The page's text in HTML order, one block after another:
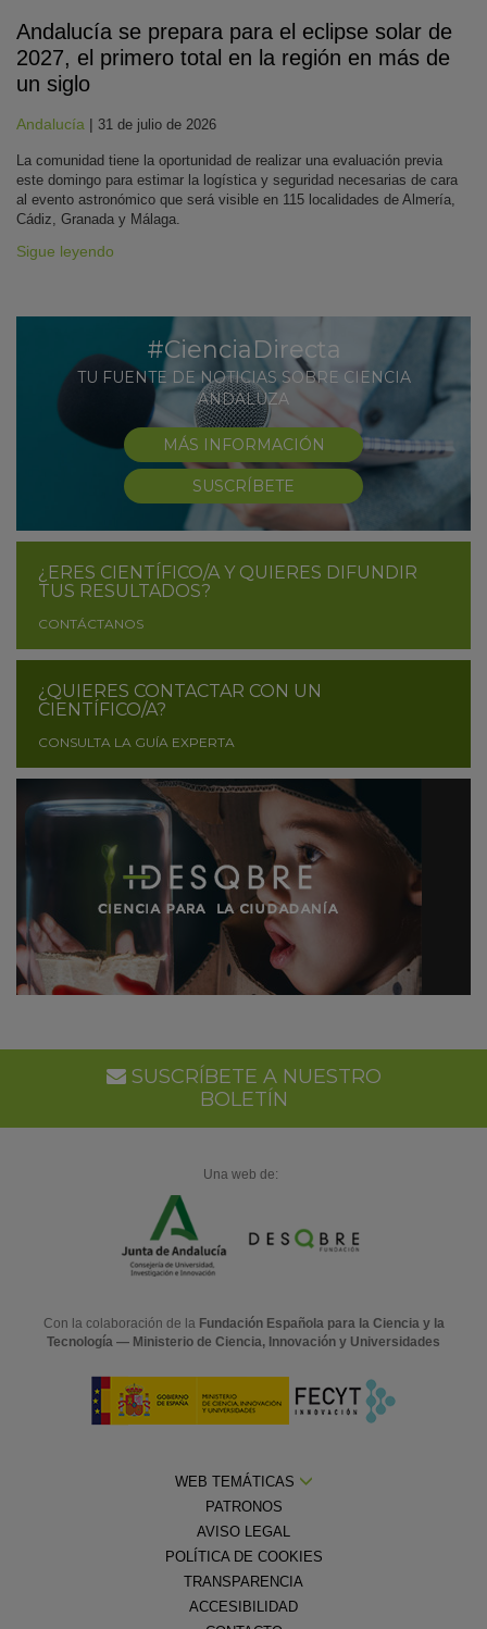
Andalucía se prepara para el eclipse solar de
2027, el primero total en la región en más de
un siglo
Andalucía | 31 de julio de 2026
La comunidad tiene la oportunidad de realizar una evaluación previa
este domingo para estimar la logística y seguridad necesarias de cara
al evento astronómico que será visible en 115 localidades de Almería,
Cádiz, Granada y Málaga.
Sigue leyendo
#CienciaDirecta
TU FUENTE DE NOTICIAS SOBRE CIENCIA
ANDALUZA
MÁS INFORMACIÓN
SUSCRÍBETE
¿ERES CIENTÍFICO/A Y QUIERES DIFUNDIR
TUS RESULTADOS?
CONTÁCTANOS
¿QUIERES CONTACTAR CON UN
CIENTÍFICO/A?
CONSULTA LA GUÍA EXPERTA
SUSCRÍBETE A NUESTRO
BOLETÍN
Una web de:
Con la colaboración de la Fundación Española para la Ciencia y la
Tecnología — Ministerio de Ciencia, Innovación y Universidades
WEB TEMÁTICAS
PATRONOS
AVISO LEGAL
POLÍTICA DE COOKIES
TRANSPARENCIA
ACCESIBILIDAD